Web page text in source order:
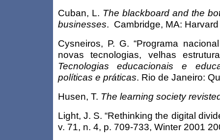
Cuban, L. The blackboard and the
businesses. Cambridge, MA:
Cysneiros, P. G. “Programa
novas tecnologias, velhas
Tecnologias educacionais e
políticas e práticas. Rio de Janeiro:
Husen, T. The learning society
Light, J. S. “Rethinking the digital
v. 71, n. 4, p. 709-733, Winter 2001